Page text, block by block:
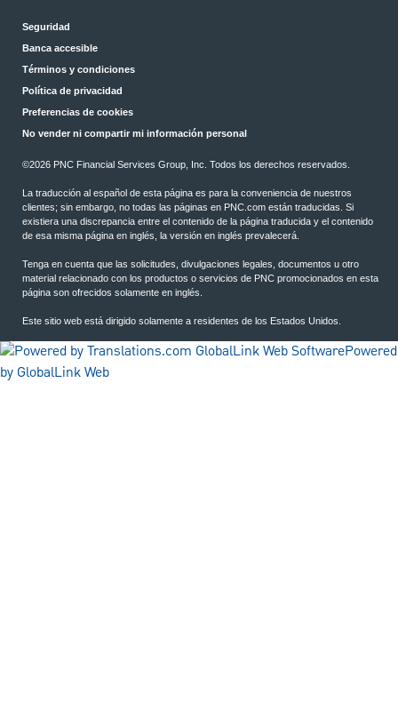
Seguridad
Banca accesible
Términos y condiciones
Política de privacidad
Preferencias de cookies
No vender ni compartir mi información personal
©2026 PNC Financial Services Group, Inc. Todos los derechos reservados.
La traducción al español de esta página es para la conveniencia de nuestros
clientes; sin embargo, no todas las páginas en PNC.com están traducidas. Si
existiera una discrepancia entre el contenido de la página traducida y el contenido
de esa misma página en inglés, la versión en inglés prevalecerá.
Tenga en cuenta que las solicitudes, divulgaciones legales, documentos u otro
material relacionado con los productos o servicios de PNC promocionados en esta
página son ofrecidos solamente en inglés.
Este sitio web está dirigido solamente a residentes de los Estados Unidos.
Powered
by GlobalLink Web